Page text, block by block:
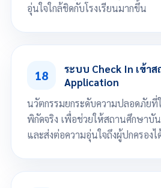
อุ่นใจใกล้ชิดกับโรงเรียนมากขึ้น
สำหรับผู้บริหาร Smart
สำหรับคุณครู Smart Teacher สุ
สำหรับนักเรียน/ผู้ปกครอง Smart Student
18
ระบบ Check In เข้า
Application
นวัตกรรมยกระดับความปลอดภัยที่
พิกัดจริง เพื่อช่วยให้สถานศึกษาบั
และส่งต่อความอุ่นใจถึงผู้ปกครอง
นักเรียน/บุคลากรอยู่ในบริเวณพิกัดของโรง